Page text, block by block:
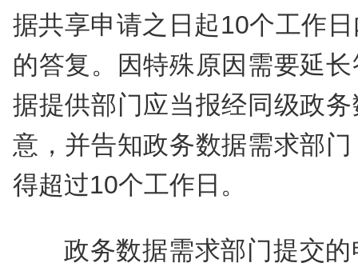
据共享申请之日起10个工作
的答复。因特殊原因需要延
据提供部门应当报经同级政
意，并告知政务数据需求部
得超过10个工作日。
政务数据需求部门提交